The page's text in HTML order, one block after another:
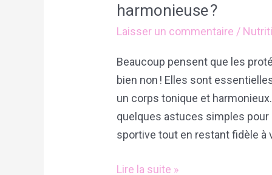
harmonieuse ?
Laisser un commentaire /
Beaucoup pensent que les
bien non ! Elles sont
un corps tonique et
quelques astuces simples
sportive tout en restant fidèle à
Lire la suite »